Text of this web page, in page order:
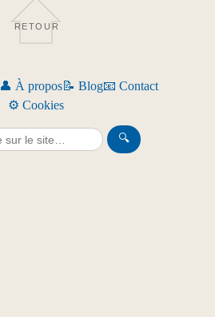
RETOUR
👤 À propos📝 Blog📧 Contact
⚙️ Cookies
🔍